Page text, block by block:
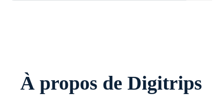
À propos de Digitrips